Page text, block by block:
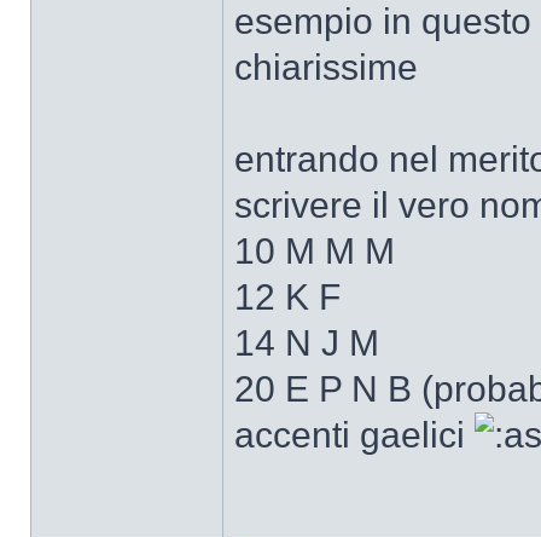
esempio in
chiarissime
entrando nel
scrivere il vero
10 M M M
12 K F
14 N J M
20 E P N B
accenti gaelici